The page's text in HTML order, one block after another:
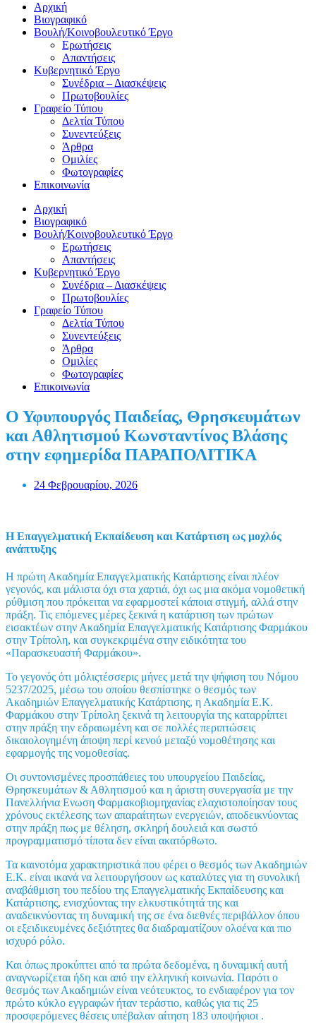
Αρχική
Βιογραφικό
Βουλή/Κοινοβουλευτικό Έργο
Ερωτήσεις
Απαντήσεις
Κυβερνητικό Έργο
Συνέδρια – Διασκέψεις
Πρωτοβουλίες
Γραφείο Τύπου
Δελτία Τύπου
Συνεντεύξεις
Άρθρα
Ομιλίες
Φωτογραφίες
Επικοινωνία
Αρχική
Βιογραφικό
Βουλή/Κοινοβουλευτικό Έργο
Ερωτήσεις
Απαντήσεις
Κυβερνητικό Έργο
Συνέδρια – Διασκέψεις
Πρωτοβουλίες
Γραφείο Τύπου
Δελτία Τύπου
Συνεντεύξεις
Άρθρα
Ομιλίες
Φωτογραφίες
Επικοινωνία
Ο Υφυπουργός Παιδείας, Θρησκευμάτων
και Αθλητισμού Κωνσταντίνος Βλάσης
στην εφημερίδα ΠΑΡΑΠΟΛΙΤΙΚΑ
24 Φεβρουαρίου, 2026
Η Επαγγελματική Εκπαίδευση και Κατάρτιση ως μοχλός
ανάπτυξης
Η πρώτη Ακαδημία Επαγγελματικής Κατάρτισης είναι πλέον
γεγονός, και μάλιστα όχι στα χαρτιά, όχι ως μια ακόμα νομοθετική
ρύθμιση που πρόκειται να εφαρμοστεί κάποια στιγμή, αλλά στην
πράξη. Τις επόμενες μέρες ξεκινά η κατάρτιση των πρώτων
εισακτέων στην Ακαδημία Επαγγελματικής Κατάρτισης Φαρμάκου
στην Τρίπολη, και συγκεκριμένα στην ειδικότητα του
«Παρασκευαστή Φαρμάκου».
Το γεγονός ότι μόλιςτέσσερις μήνες μετά την ψήφιση του Νόμου
5237/2025, μέσω του οποίου θεσπίστηκε ο θεσμός των
Ακαδημιών Επαγγελματικής Κατάρτισης, η Ακαδημία Ε.Κ.
Φαρμάκου στην Τρίπολη ξεκινά τη λειτουργία της καταρρίπτει
στην πράξη την εδραιωμένη και σε πολλές περιπτώσεις
δικαιολογημένη άποψη περί κενού μεταξύ νομοθέτησης και
εφαρμογής της νομοθεσίας.
Οι συντονισμένες προσπάθειες του υπουργείου Παιδείας,
Θρησκευμάτων & Αθλητισμού και η άριστη συνεργασία με την
Πανελλήνια Ενωση Φαρμακοβιομηχανίας ελαχιστοποίησαν τους
χρόνους εκτέλεσης των απαραίτητων ενεργειών, αποδεικνύοντας
στην πράξη πως με θέληση, σκληρή δουλειά και σωστό
προγραμματισμό τίποτα δεν είναι ακατόρθωτο.
Τα καινοτόμα χαρακτηριστικά που φέρει ο θεσμός των Ακαδημιών
Ε.Κ. είναι ικανά να λειτουργήσουν ως καταλύτες για τη συνολική
αναβάθμιση του πεδίου της Επαγγελματικής Εκπαίδευσης και
Κατάρτισης, ενισχύοντας την ελκυστικότητά της και
αναδεικνύοντας τη δυναμική της σε ένα διεθνές περιβάλλον όπου
οι εξειδικευμένες δεξιότητες θα διαδραματίζουν ολοένα και πιο
ισχυρό ρόλο.
Και όπως προκύπτει από τα πρώτα δεδομένα, η δυναμική αυτή
αναγνωρίζεται ήδη και από την ελληνική κοινωνία. Παρότι ο
θεσμός των Ακαδημιών είναι νεότευκτος, το ενδιαφέρον για τον
πρώτο κύκλο εγγραφών ήταν τεράστιο, καθώς για τις 25
προσφερόμενες θέσεις υπέβαλαν αίτηση 183 υποψήφιοι .